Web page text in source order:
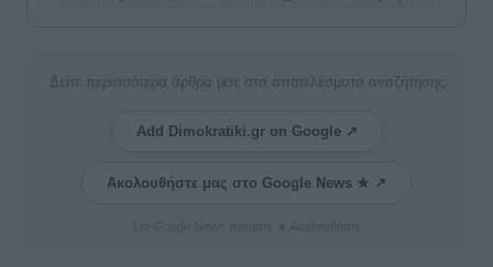
Δείτε περισσότερα άρθρα μας στα αποτελέσματα αναζήτησης
Add Dimokratiki.gr on Google ↗
Ακολουθήστε μας στο Google News ★ ↗